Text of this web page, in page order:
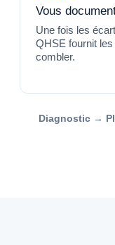
Vous
Une fois les
QHSE fournit
combler.
Diagnostic →